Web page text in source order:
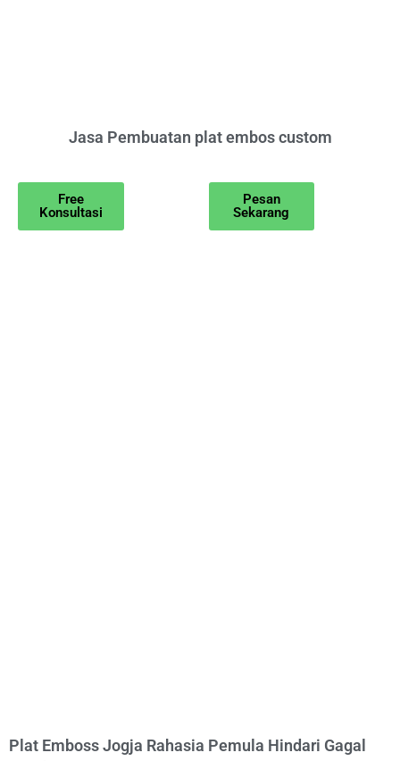
Jasa Pembuatan plat embos custom
Free
Konsultasi
Pesan
Sekarang
Plat Emboss Jogja Rahasia Pemula Hindari Gagal